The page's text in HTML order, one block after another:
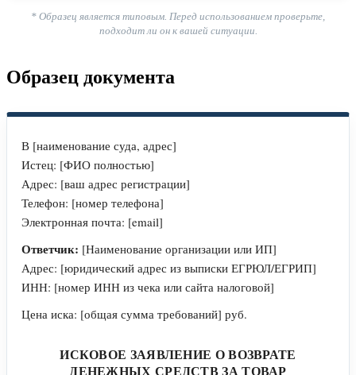
* Образец является типовым. Перед использованием проверьте,
подходит ли он к вашей ситуации.
Образец документа
В [наименование суда, адрес]
Истец: [ФИО полностью]
Адрес: [ваш адрес регистрации]
Телефон: [номер телефона]
Электронная почта: [email]
Ответчик: [Наименование организации или ИП]
Адрес: [юридический адрес из выписки ЕГРЮЛ/ЕГРИП]
ИНН: [номер ИНН из чека или сайта налоговой]
Цена иска: [общая сумма требований] руб.
ИСКОВОЕ ЗАЯВЛЕНИЕ О ВОЗВРАТЕ
ДЕНЕЖНЫХ СРЕДСТВ ЗА ТОВАР